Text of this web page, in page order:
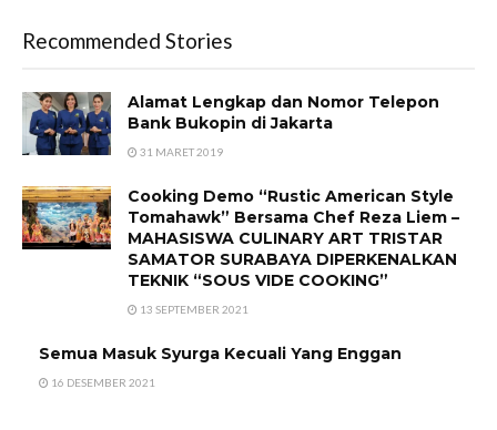
Recommended Stories
Alamat Lengkap dan Nomor Telepon
Bank Bukopin di Jakarta
31 MARET 2019
Cooking Demo “Rustic American Style
Tomahawk” Bersama Chef Reza Liem –
MAHASISWA CULINARY ART TRISTAR
SAMATOR SURABAYA DIPERKENALKAN
TEKNIK “SOUS VIDE COOKING”
13 SEPTEMBER 2021
Semua Masuk Syurga Kecuali Yang Enggan
16 DESEMBER 2021